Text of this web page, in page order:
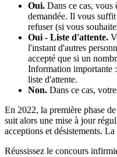
Oui. Dans ce cas, vous
demandée. Il vous
refuser (si vous
Oui - Liste d'attente.
l'instant d'autres
accepté que si un
Information importante
liste d'attente.
Non. Dans ce cas,
En 2022, la première phase
suit alors une mise à jour
acceptions et désistements.
Réussissez le concours